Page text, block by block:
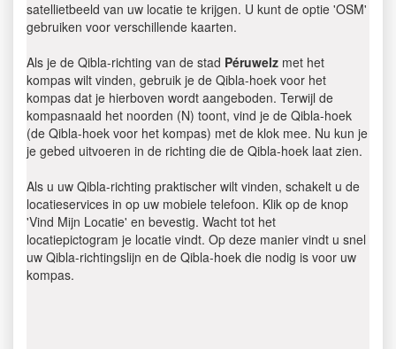
satellietbeeld van uw locatie te krijgen. U kunt de optie 'OSM'
gebruiken voor verschillende kaarten.
Als je de Qibla-richting van de stad Péruwelz met het
kompas wilt vinden, gebruik je de Qibla-hoek voor het
kompas dat je hierboven wordt aangeboden. Terwijl de
kompasnaald het noorden (N) toont, vind je de Qibla-hoek
(de Qibla-hoek voor het kompas) met de klok mee. Nu kun je
je gebed uitvoeren in de richting die de Qibla-hoek laat zien.
Als u uw Qibla-richting praktischer wilt vinden, schakelt u de
locatieservices in op uw mobiele telefoon. Klik op de knop
'Vind Mijn Locatie' en bevestig. Wacht tot het
locatiepictogram je locatie vindt. Op deze manier vindt u snel
uw Qibla-richtingslijn en de Qibla-hoek die nodig is voor uw
kompas.